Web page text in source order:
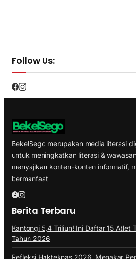
Follow Us:
BekelSego merupakan media literasi
untuk meningkatkan literasi &
menyajikan konten-konten informatif,
bermanfaat
Berita Terbaru
Kantongi 5,4 Triliun! Ini Daftar 15 Atlet
Tahun 2026
Refleksi Hakteknas 2026, Menakar